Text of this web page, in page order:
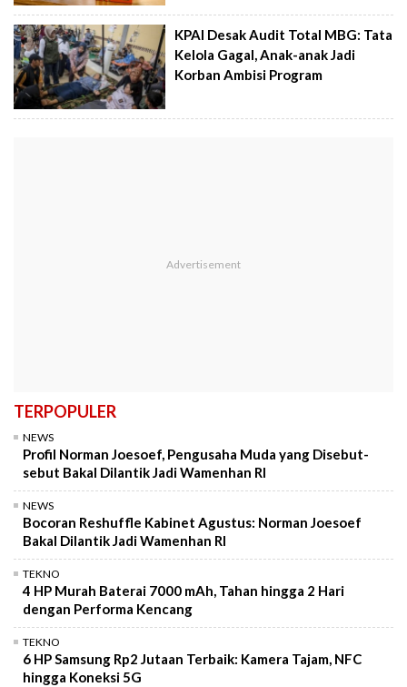
KPAI Desak Audit Total MBG: Tata
Kelola Gagal, Anak-anak Jadi
Korban Ambisi Program
TERPOPULER
NEWS
Profil Norman Joesoef, Pengusaha Muda yang Disebut-
sebut Bakal Dilantik Jadi Wamenhan RI
NEWS
Bocoran Reshuffle Kabinet Agustus: Norman Joesoef
Bakal Dilantik Jadi Wamenhan RI
TEKNO
4 HP Murah Baterai 7000 mAh, Tahan hingga 2 Hari
dengan Performa Kencang
TEKNO
6 HP Samsung Rp2 Jutaan Terbaik: Kamera Tajam, NFC
hingga Koneksi 5G